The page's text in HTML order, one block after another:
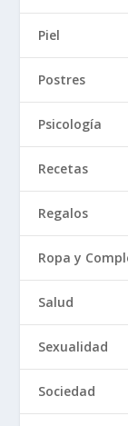
Piel
Postres
Psicología
Recetas
Regalos
Ropa y
Salud
Sexualidad
Sociedad